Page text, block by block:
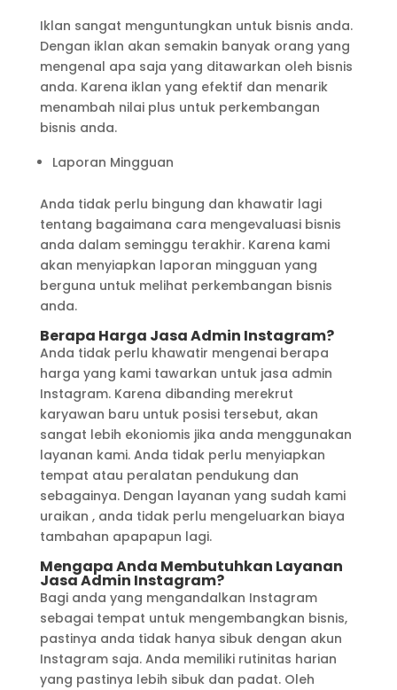
Iklan sangat menguntungkan untuk bisnis anda.
Dengan iklan akan semakin banyak orang yang
mengenal apa saja yang ditawarkan oleh bisnis
anda. Karena iklan yang efektif dan menarik
menambah nilai plus untuk perkembangan
bisnis anda.
Laporan Mingguan
Anda tidak perlu bingung dan khawatir lagi
tentang bagaimana cara mengevaluasi bisnis
anda dalam seminggu terakhir. Karena kami
akan menyiapkan laporan mingguan yang
berguna untuk melihat perkembangan bisnis
anda.
Berapa Harga Jasa Admin Instagram?
Anda tidak perlu khawatir mengenai berapa
harga yang kami tawarkan untuk jasa admin
Instagram. Karena dibanding merekrut
karyawan baru untuk posisi tersebut, akan
sangat lebih ekoniomis jika anda menggunakan
layanan kami. Anda tidak perlu menyiapkan
tempat atau peralatan pendukung dan
sebagainya. Dengan layanan yang sudah kami
uraikan , anda tidak perlu mengeluarkan biaya
tambahan apapapun lagi.
Mengapa Anda Membutuhkan Layanan
Jasa Admin Instagram?
Bagi anda yang mengandalkan Instagram
sebagai tempat untuk mengembangkan bisnis,
pastinya anda tidak hanya sibuk dengan akun
Instagram saja. Anda memiliki rutinitas harian
yang pastinya lebih sibuk dan padat. Oleh